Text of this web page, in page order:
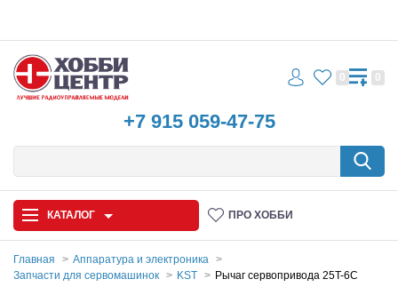
+7 915 059-47-75
0 0
КАТАЛОГ ПРО ХОББИ
Главная
Аппаратура и электроника
Запчасти для сервомашинок
KST Рычаг сервопривода 25T-6C